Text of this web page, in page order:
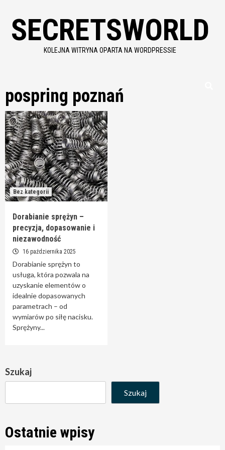
contentSECRETSWORLD
KOLEJNA WITRYNA OPARTA NA WORDPRESSIE
pospring poznań
Bez kategorii
Dorabianie sprężyn –
precyzja, dopasowanie i
niezawodność
16 października 2025
Dorabianie sprężyn to
usługa, która pozwala na
uzyskanie elementów o
idealnie dopasowanych
parametrach – od
wymiarów po siłę nacisku.
Sprężyny...
Szukaj
Szukaj
Ostatnie wpisy